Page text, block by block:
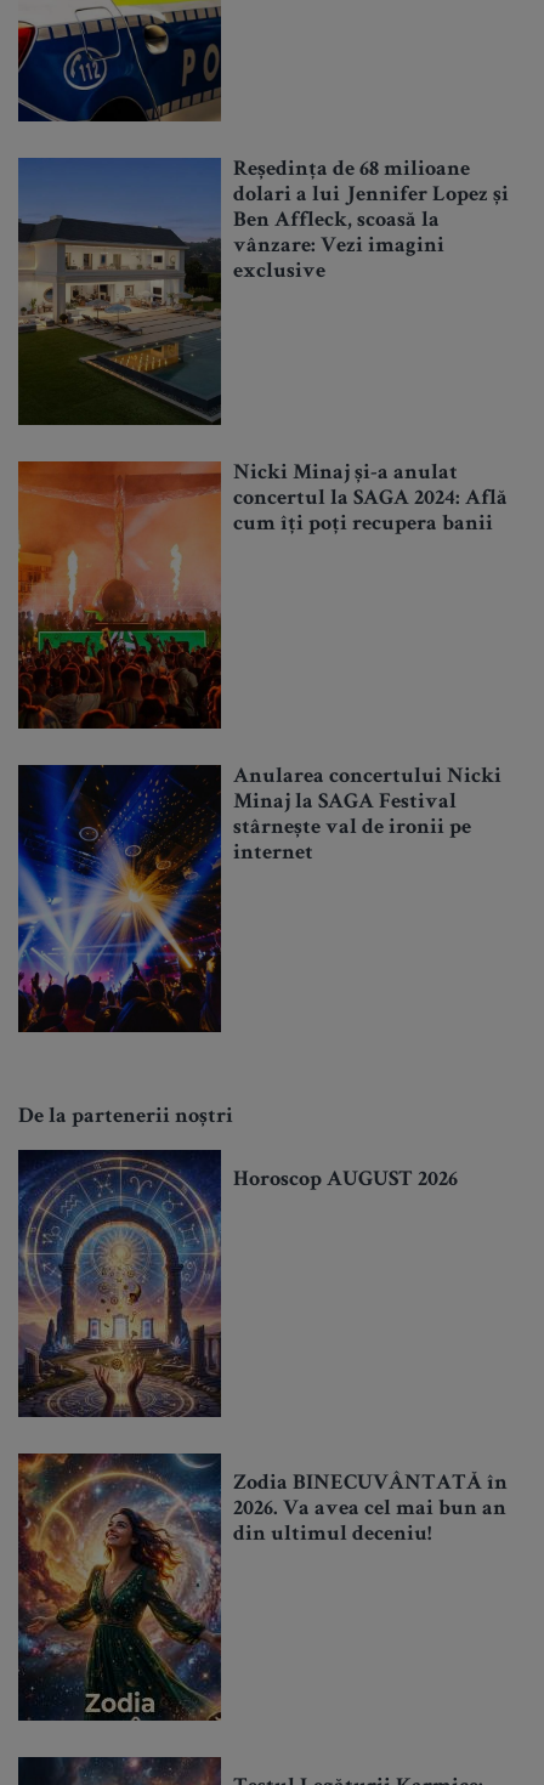
Reședința de 68 milioane
dolari a lui Jennifer Lopez și
Ben Affleck, scoasă la
vânzare: Vezi imagini
exclusive
Nicki Minaj și-a anulat
concertul la SAGA 2024: Află
cum îți poți recupera banii
Anularea concertului Nicki
Minaj la SAGA Festival
stârnește val de ironii pe
internet
De la partenerii noștri
Horoscop AUGUST 2026
Zodia BINECUVÂNTATĂ în
2026. Va avea cel mai bun an
din ultimul deceniu!